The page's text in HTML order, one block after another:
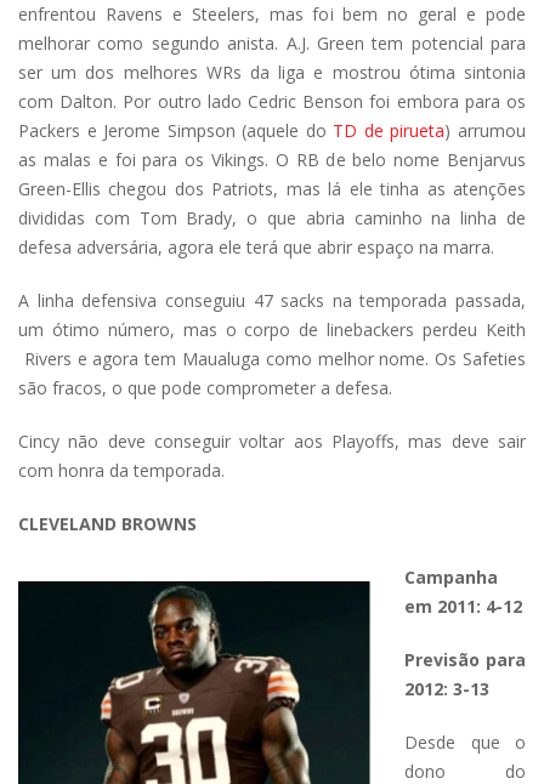
enfrentou Ravens e Steelers, mas foi bem no geral e pode
melhorar como segundo anista. A.J. Green tem potencial para
ser um dos melhores WRs da liga e mostrou ótima sintonia
com Dalton. Por outro lado Cedric Benson foi embora para os
Packers e Jerome Simpson (aquele do TD de pirueta) arrumou
as malas e foi para os Vikings. O RB de belo nome Benjarvus
Green-Ellis chegou dos Patriots, mas lá ele tinha as atenções
divididas com Tom Brady, o que abria caminho na linha de
defesa adversária, agora ele terá que abrir espaço na marra.
A linha defensiva conseguiu 47 sacks na temporada passada,
um ótimo número, mas o corpo de linebackers perdeu Keith
Rivers e agora tem Maualuga como melhor nome. Os Safeties
são fracos, o que pode comprometer a defesa.
Cincy não deve conseguir voltar aos Playoffs, mas deve sair
com honra da temporada.
CLEVELAND BROWNS
Campanha
em 2011: 4-12
Previsão para
2012: 3-13
Desde que o
dono do